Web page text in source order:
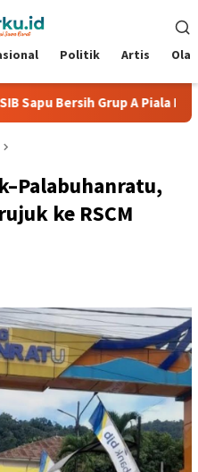
Politik Artis
Bersih Grup A Piala Presiden
ke RSCM